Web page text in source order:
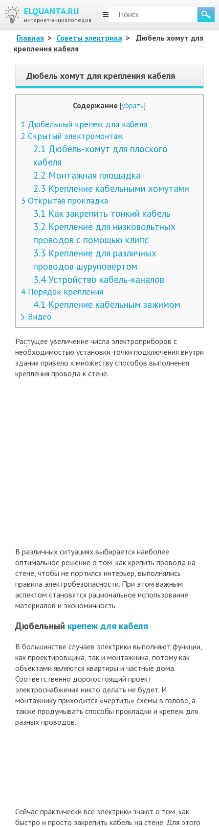
ELQUANTA.RU
интернет-энциклопедия
МЕНЮ
Главная > Советы электрика >
Дюбель хомут для
крепления кабеля
Дюбель хомут для крепления кабеля
Содержание [убрать]
1 Дюбельный крепеж для кабеля
2 Скрытый электромонтаж
2.1 Дюбель-хомут для плоского
кабеля
2.2 Монтажная площадка
2.3 Крепление кабельными хомутами
3 Открытая прокладка
3.1 Как закрепить тонкий кабель
3.2 Крепление для низковольтных
проводов с помощью клипс
3.3 Крепление для различных
проводов шуруповёртом
3.4 Устройство кабель-каналов
4Порядок крепления
4.1 Крепление кабельным зажимом
5 Видео
Растущее увеличение числа электроприборов с
необходимостью установки точки подключения внутри
здания привело к множеству способов выполнения
крепления провода к стене.
В различных ситуациях выбирается наиболее
оптимальное решение о том, как крепить провода на
стене, чтобы не портился интерьер, выполнялись
правила электробезопасности. При этом важным
аспектом становятся рациональное использование
материалов и экономичность.
Дюбельный крепеж для кабеля
В большинстве случаев электрики выполняют функции,
как проектировщика, так и монтажника, потому как
объектами являются квартиры и частные дома.
Соответственно дорогостоящий проект
электроснабжения никто делать не будет. И
монтажнику приходится «чертить» схемы в голове, а
также продумывать способы прокладки и крепеж для
разных проводов.
Сейчас практически все электрики знают о том, как
быстро и просто закрепить кабель на стене. Для этого